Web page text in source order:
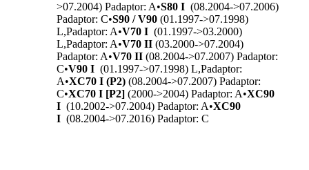
>07.2004) Padaptor: A•S80 I (08.2004->07.2006)
Padaptor: C•S90 / V90 (01.1997->07.1998)
L,Padaptor: A•V70 I (01.1997->03.2000)
L,Padaptor: A•V70 II (03.2000->07.2004)
Padaptor: A•V70 II (08.2004->07.2007) Padaptor:
C•V90 I (01.1997->07.1998) L,Padaptor:
A•XC70 I (P2) (08.2004->07.2007) Padaptor:
C•XC70 I [P2] (2000->2004) Padaptor: A•XC90
I (10.2002->07.2004) Padaptor: A•XC90
I (08.2004->07.2016) Padaptor: C